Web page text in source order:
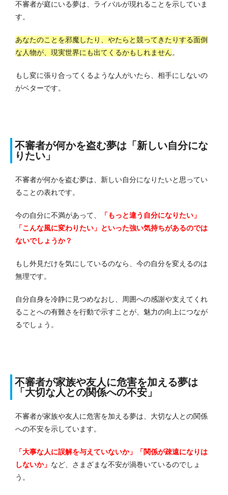
不審者が庭にいる夢は、ライバルが現れることを示していま
す。
あなたのことを邪魔したり、やたらと競ってきたりする面倒
な人物が、現実世界にも出てくるかもしれません。
もし変に張り合ってくるような人がいたら、相手にしないの
がベターです。
不審者が何かを盗む夢は「新しい自分にな
りたい」
不審者が何かを盗む夢は、新しい自分になりたいと思ってい
ることの表れです。
今の自分に不満があって、
「もっと違う自分になりたい」
「こんな風に変わりたい」といった強い気持ちがあるのでは
ないでしょうか？
もし外見だけを気にしているのなら、今の自分を変えるのは
無理です。
自分自身を冷静に見つめなおし、周囲への感謝や支えてくれ
ることへの有難さを行動で示すことが、魅力の向上につなが
るでしょう。
不審者が家族や友人に危害を加える夢は
「大切な人との関係への不安」
不審者が家族や友人に危害を加える夢は、大切な人との関係
への不安を示しています。
「大事な人に誤解を与えていないか」「関係が疎遠になりは
しないか」 など、さまざまな不安が渦巻いているのでしょ
う。